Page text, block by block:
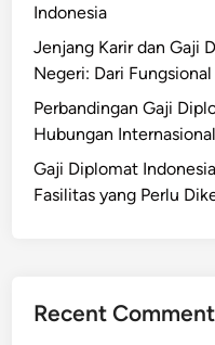
Indonesia
Jenjang Karir dan Gaji
Negeri: Dari
Perbandingan Gaji
Hubungan
Gaji Diplomat
Fasilitas yang Perlu
Recent